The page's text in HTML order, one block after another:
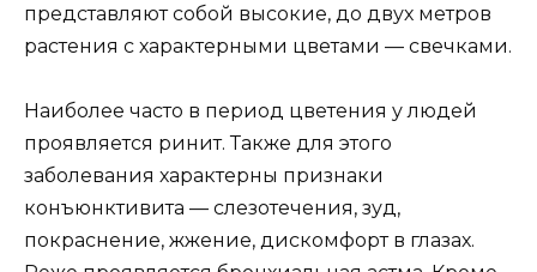
представляют собой высокие, до двух метров
растения с характерными цветами — свечками.
Наиболее часто в период цветения у людей
проявляется ринит. Также для этого
заболевания характерны признаки
конъюнктивита — слезотечения, зуд,
покраснение, жжение, дискомфорт в глазах.